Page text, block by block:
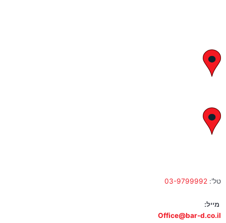
טל': 03-9799992
מייל:
Office@bar-d.co.il